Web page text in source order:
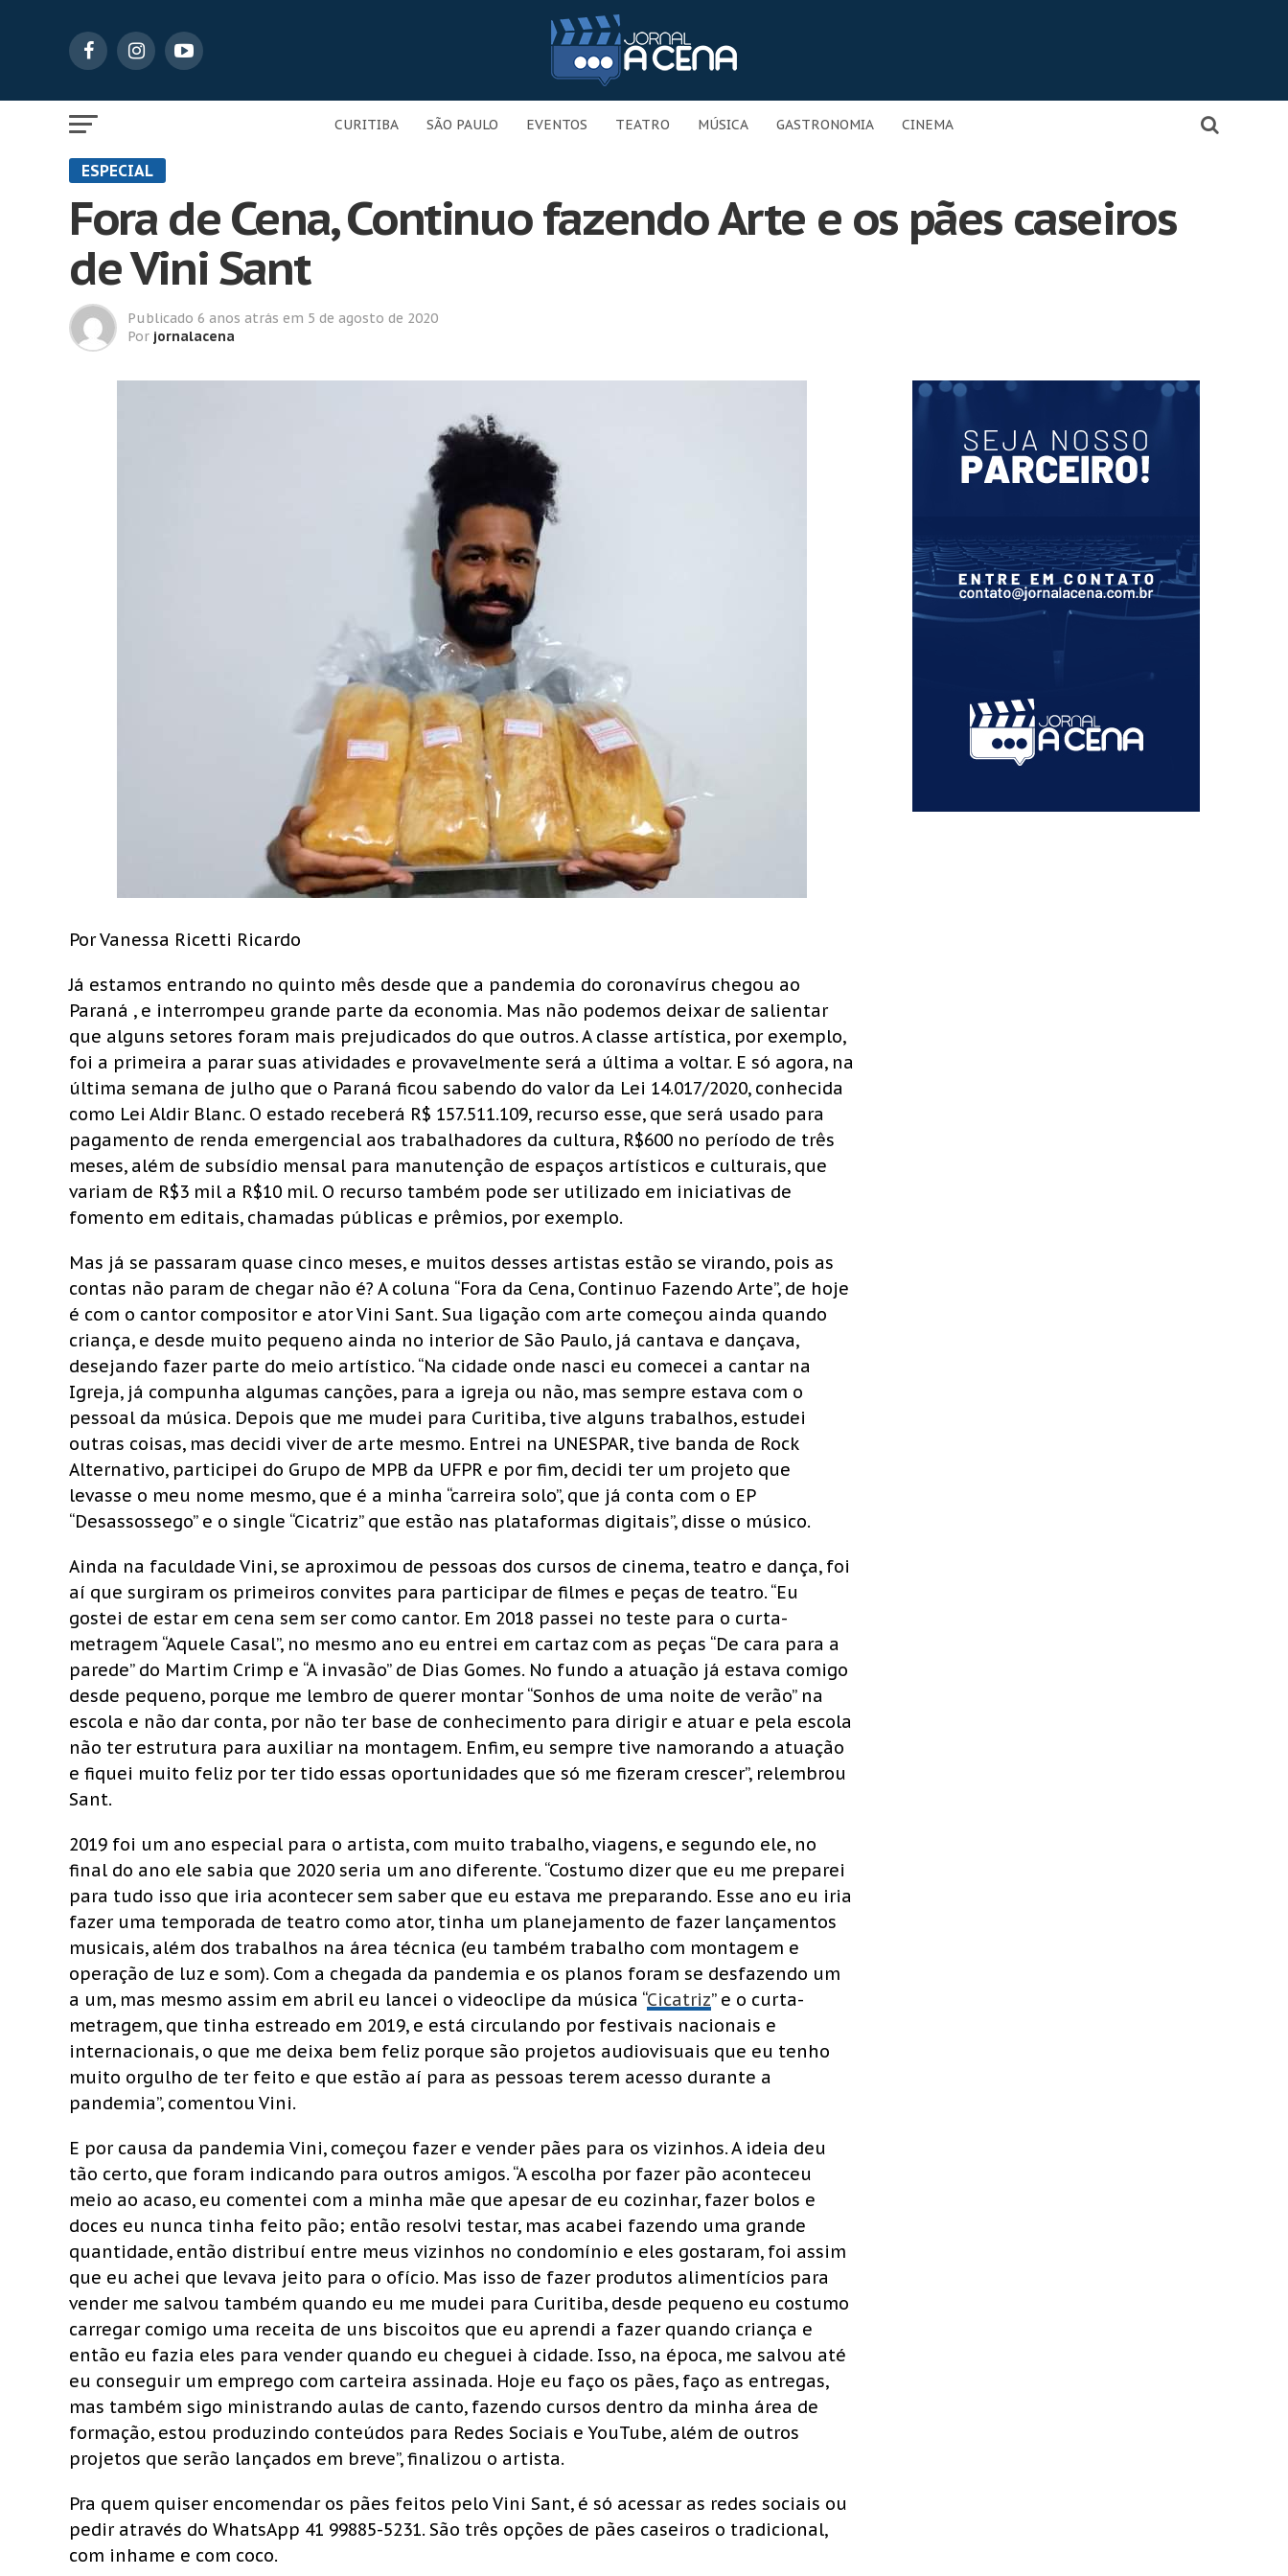
CURITIBA SÃO PAULO EVENTOS TEATRO MÚSICA GASTRONOMIA CINEMA
ESPECIAL
Fora de Cena, Continuo fazendo Arte e os pães caseiros
de Vini Sant
Publicado 6 anos atrás em 5 de agosto de 2020
Por jornalacena
Por Vanessa Ricetti Ricardo
Já estamos entrando no quinto mês desde que a pandemia do coronavírus chegou ao
Paraná , e interrompeu grande parte da economia. Mas não podemos deixar de salientar
que alguns setores foram mais prejudicados do que outros. A classe artística, por exemplo,
foi a primeira a parar suas atividades e provavelmente será a última a voltar. E só agora, na
última semana de julho que o Paraná ficou sabendo do valor da Lei 14.017/2020, conhecida
como Lei Aldir Blanc. O estado receberá R$ 157.511.109, recurso esse, que será usado para
pagamento de renda emergencial aos trabalhadores da cultura, R$600 no período de três
meses, além de subsídio mensal para manutenção de espaços artísticos e culturais, que
variam de R$3 mil a R$10 mil. O recurso também pode ser utilizado em iniciativas de
fomento em editais, chamadas públicas e prêmios, por exemplo.
Mas já se passaram quase cinco meses, e muitos desses artistas estão se virando, pois as
contas não param de chegar não é? A coluna “Fora da Cena, Continuo Fazendo Arte”, de hoje
é com o cantor compositor e ator Vini Sant. Sua ligação com arte começou ainda quando
criança, e desde muito pequeno ainda no interior de São Paulo, já cantava e dançava,
desejando fazer parte do meio artístico. “Na cidade onde nasci eu comecei a cantar na
Igreja, já compunha algumas canções, para a igreja ou não, mas sempre estava com o
pessoal da música. Depois que me mudei para Curitiba, tive alguns trabalhos, estudei
outras coisas, mas decidi viver de arte mesmo. Entrei na UNESPAR, tive banda de Rock
Alternativo, participei do Grupo de MPB da UFPR e por fim, decidi ter um projeto que
levasse o meu nome mesmo, que é a minha “carreira solo”, que já conta com o EP
“Desassossego” e o single “Cicatriz” que estão nas plataformas digitais”, disse o músico.
Ainda na faculdade Vini, se aproximou de pessoas dos cursos de cinema, teatro e dança, foi
aí que surgiram os primeiros convites para participar de filmes e peças de teatro. “Eu
gostei de estar em cena sem ser como cantor. Em 2018 passei no teste para o curta-
metragem “Aquele Casal”, no mesmo ano eu entrei em cartaz com as peças “De cara para a
parede” do Martim Crimp e “A invasão” de Dias Gomes. No fundo a atuação já estava comigo
desde pequeno, porque me lembro de querer montar “Sonhos de uma noite de verão” na
escola e não dar conta, por não ter base de conhecimento para dirigir e atuar e pela escola
não ter estrutura para auxiliar na montagem. Enfim, eu sempre tive namorando a atuação
e fiquei muito feliz por ter tido essas oportunidades que só me fizeram crescer”, relembrou
Sant.
2019 foi um ano especial para o artista, com muito trabalho, viagens, e segundo ele, no
final do ano ele sabia que 2020 seria um ano diferente. “Costumo dizer que eu me preparei
para tudo isso que iria acontecer sem saber que eu estava me preparando. Esse ano eu iria
fazer uma temporada de teatro como ator, tinha um planejamento de fazer lançamentos
musicais, além dos trabalhos na área técnica (eu também trabalho com montagem e
operação de luz e som). Com a chegada da pandemia e os planos foram se desfazendo um
a um, mas mesmo assim em abril eu lancei o videoclipe da música “Cicatriz” e o curta-
metragem, que tinha estreado em 2019, e está circulando por festivais nacionais e
internacionais, o que me deixa bem feliz porque são projetos audiovisuais que eu tenho
muito orgulho de ter feito e que estão aí para as pessoas terem acesso durante a
pandemia”, comentou Vini.
E por causa da pandemia Vini, começou fazer e vender pães para os vizinhos. A ideia deu
tão certo, que foram indicando para outros amigos. “A escolha por fazer pão aconteceu
meio ao acaso, eu comentei com a minha mãe que apesar de eu cozinhar, fazer bolos e
doces eu nunca tinha feito pão; então resolvi testar, mas acabei fazendo uma grande
quantidade, então distribuí entre meus vizinhos no condomínio e eles gostaram, foi assim
que eu achei que levava jeito para o ofício. Mas isso de fazer produtos alimentícios para
vender me salvou também quando eu me mudei para Curitiba, desde pequeno eu costumo
carregar comigo uma receita de uns biscoitos que eu aprendi a fazer quando criança e
então eu fazia eles para vender quando eu cheguei à cidade. Isso, na época, me salvou até
eu conseguir um emprego com carteira assinada. Hoje eu faço os pães, faço as entregas,
mas também sigo ministrando aulas de canto, fazendo cursos dentro da minha área de
formação, estou produzindo conteúdos para Redes Sociais e YouTube, além de outros
projetos que serão lançados em breve”, finalizou o artista.
Pra quem quiser encomendar os pães feitos pelo Vini Sant, é só acessar as redes sociais ou
pedir através do WhatsApp 41 99885-5231. São três opções de pães caseiros o tradicional,
com inhame e com coco.